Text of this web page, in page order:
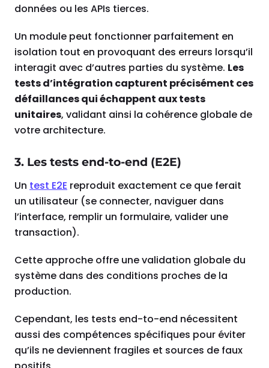
données ou les APIs tierces.
Un module peut fonctionner parfaitement en
isolation tout en provoquant des erreurs lorsqu’il
interagit avec d’autres parties du système. Les
tests d’intégration capturent précisément ces
défaillances qui échappent aux tests
unitaires, validant ainsi la cohérence globale de
votre architecture.
3. Les tests end-to-end (E2E)
Un test E2E reproduit exactement ce que ferait
un utilisateur (se connecter, naviguer dans
l’interface, remplir un formulaire, valider une
transaction).
Cette approche offre une validation globale du
système dans des conditions proches de la
production.
Cependant, les tests end-to-end nécessitent
aussi des compétences spécifiques pour éviter
qu’ils ne deviennent fragiles et sources de faux